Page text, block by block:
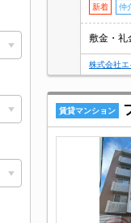
新着 仲
株式会社
賃貸マンション